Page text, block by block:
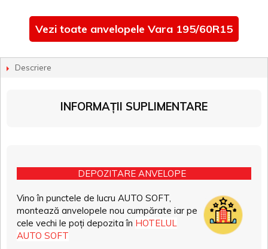
Vezi toate anvelopele Vara 195/60R15
Descriere
INFORMAȚII SUPLIMENTARE
DEPOZITARE ANVELOPE
Vino în punctele de lucru AUTO SOFT,
montează anvelopele nou cumpărate iar pe
cele vechi le poți depozita în HOTELUL
AUTO SOFT